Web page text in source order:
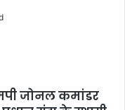
जोनल कमांडर